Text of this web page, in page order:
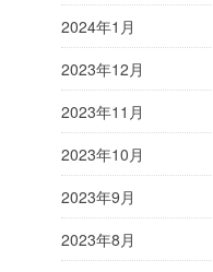
2024年1月
2023年12月
2023年11月
2023年10月
2023年9月
2023年8月